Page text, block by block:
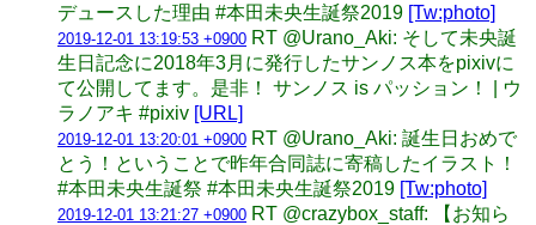
デュースした理由 #本田未央生誕祭2019 [Tw:photo]
2019-12-01 13:19:53 +0900 RT @Urano_Aki: そして未央誕
生日記念に2018年3月に発行したサンノス本をpixivに
て公開してます。是非！ サンノス is パッション！ | ウ
ラノアキ #pixiv [URL]
2019-12-01 13:20:01 +0900 RT @Urano_Aki: 誕生日おめで
とう！ということで昨年合同誌に寄稿したイラスト！
#本田未央生誕祭 #本田未央生誕祭2019 [Tw:photo]
2019-12-01 13:21:27 +0900 RT @crazybox_staff: 【お知ら